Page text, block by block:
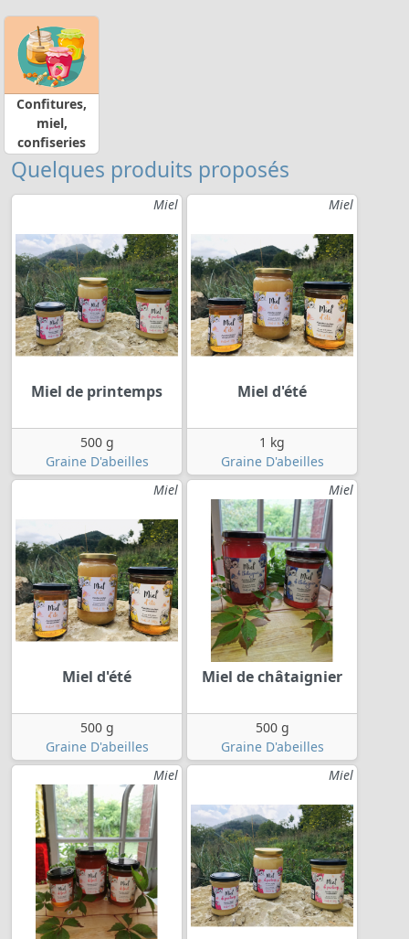
Confitures,
miel,
confiseries
Quelques produits proposés
Miel
Miel de printemps
500 g
Graine D'abeilles
Miel
Miel d'été
1 kg
Graine D'abeilles
Miel
Miel d'été
500 g
Graine D'abeilles
Miel
Miel de châtaignier
500 g
Graine D'abeilles
Miel
Miel